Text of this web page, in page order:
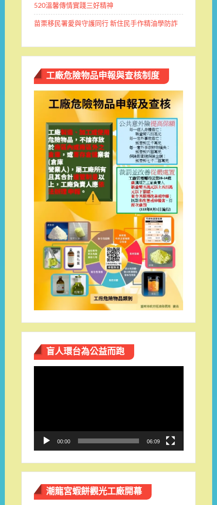
520溫馨傳情實踐三好精神
苗栗移民署愛與守護同行 新住民手作精油學防詐
工廠危險物品申報與查核制度
盲人環台​為公益而跑
00:00 06:09
潮龍宮蝦餅觀光工廠開幕